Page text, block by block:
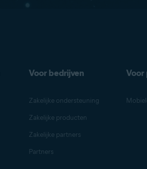
Voor bedrijven
Zakelijke ondersteuning
Zakelijke producten
Zakelijke partners
Partners
Voor